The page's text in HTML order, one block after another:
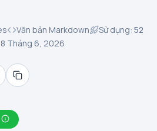
Văn bản Markdown Sử dụng: 52
Tháng 6, 2026